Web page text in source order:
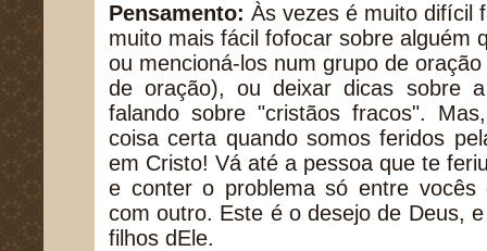
Pensamento: Às vezes é muito difícil
muito mais fácil fofocar sobre alguém
ou mencioná-los num grupo de
de oração), ou deixar dicas sobre
falando sobre "cristãos fracos".
coisa certa quando somos feridos
em Cristo! Vá até a pessoa que te
e conter o problema só entre vocês
com outro. Este é o desejo de Deus,
filhos dEle.